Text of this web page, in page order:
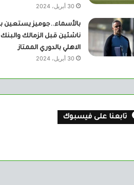
30 أبريل، 2024
ناشئين قبل الزمالك والبنك
الاهلي بالدوري الممتاز
30 أبريل، 2024
تابعنا على فيسبوك